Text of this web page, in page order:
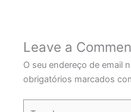
Leave a
O seu endereço de email
obrigatórios marcados